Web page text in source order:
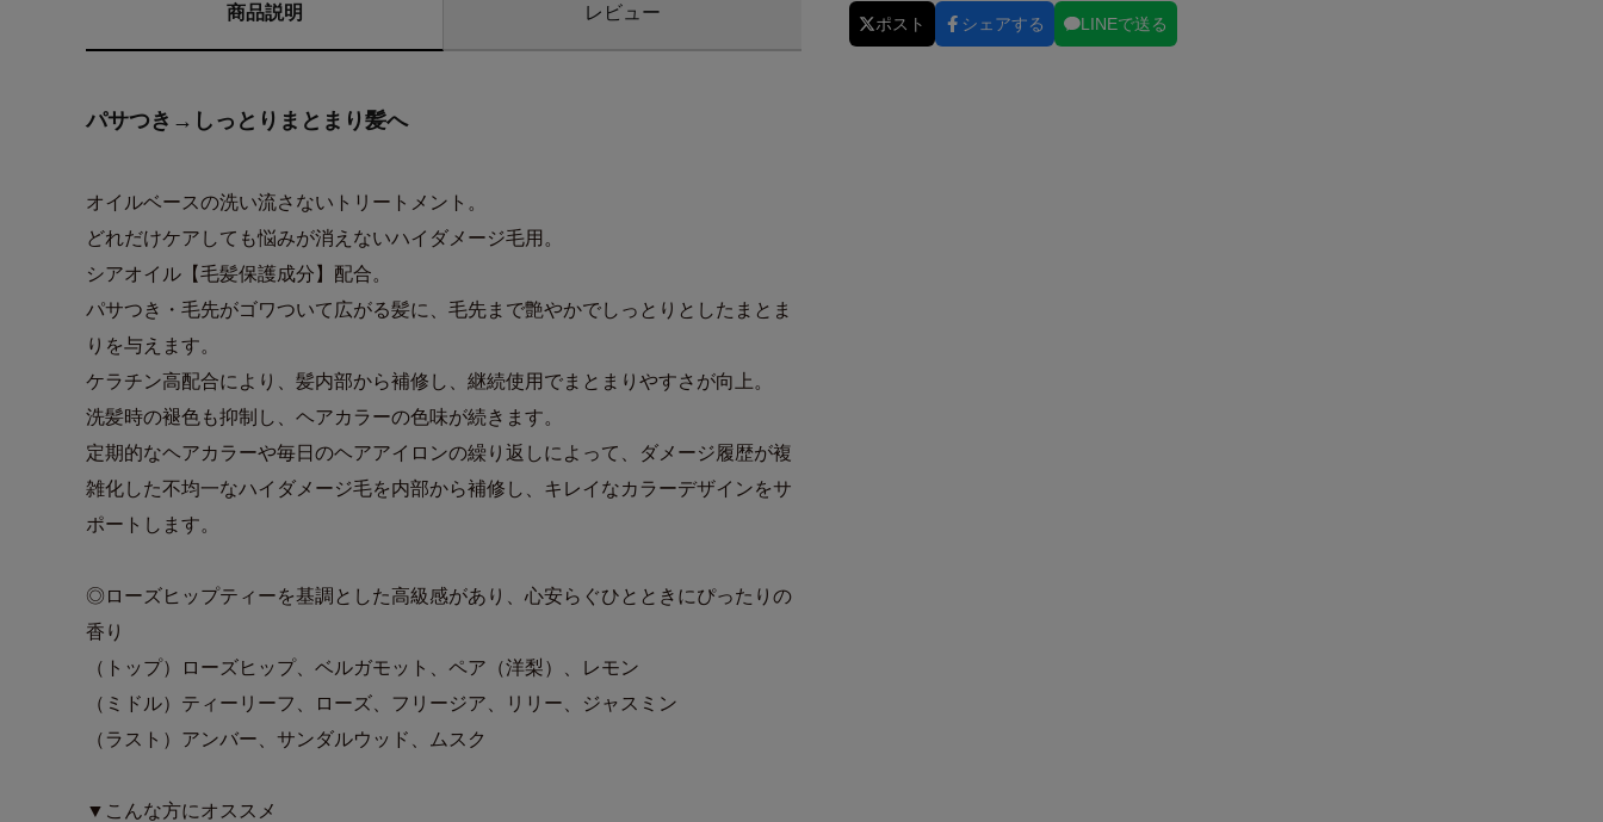
商品説明 レビュー
パサつき→しっとりまとまり髪へ
オイルベースの洗い流さないトリートメント。
どれだけケアしても悩みが消えないハイダメージ毛用。
シアオイル【毛髪保護成分】配合。
パサつき・毛先がゴワついて広がる髪に、毛先まで艶やかでしっとりとしたまとま
りを与えます。
ケラチン高配合により、髪内部から補修し、継続使用でまとまりやすさが向上。
洗髪時の褪色も抑制し、ヘアカラーの色味が続きます。
定期的なヘアカラーや毎日のヘアアイロンの繰り返しによって、ダメージ履歴が複
雑化した不均一なハイダメージ毛を内部から補修し、キレイなカラーデザインをサ
ポートします。
◎ローズヒップティーを基調とした高級感があり、心安らぐひとときにぴったりの
香り
（トップ）ローズヒップ、ベルガモット、ペア（洋梨）、レモン
（ミドル）ティーリーフ、ローズ、フリージア、リリー、ジャスミン
（ラスト）アンバー、サンダルウッド、ムスク
▼こんな方にオススメ
ポスト シェアする LINEで送る